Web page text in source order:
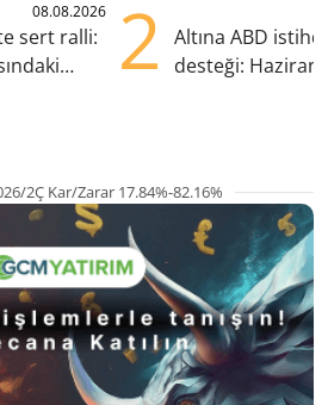
08.08.2026
sert ralli:
2
Altına ABD
desteği:
2Ç Kar/Zarar 17.84%-82.16%